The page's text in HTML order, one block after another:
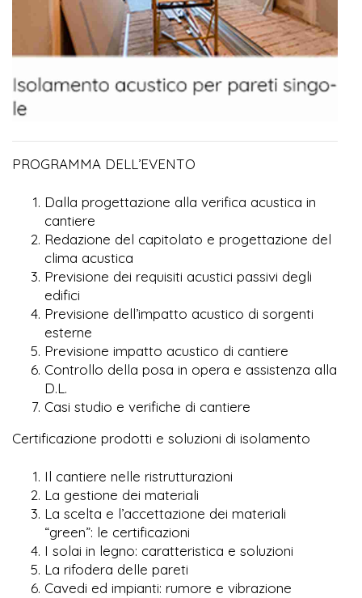
PROGRAMMA DELL’EVENTO
Dalla progettazione alla verifica acustica in
cantiere
Redazione del capitolato e progettazione del
clima acustica
Previsione dei requisiti acustici passivi degli
edifici
Previsione dell’impatto acustico di sorgenti
esterne
Previsione impatto acustico di cantiere
Controllo della posa in opera e assistenza alla
D.L.
Casi studio e verifiche di cantiere
Certificazione prodotti e soluzioni di isolamento
Il cantiere nelle ristrutturazioni
La gestione dei materiali
La scelta e l’accettazione dei materiali
“green”: le certificazioni
I solai in legno: caratteristica e soluzioni
La rifodera delle pareti
Cavedi ed impianti: rumore e vibrazione